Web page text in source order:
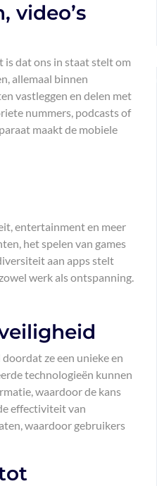
video’s
is dat ons in staat stelt om
allemaal binnen
vastleggen en delen met
nummers, podcasts of
maakt de mobiele
entertainment en meer
het spelen van games
aan apps stelt
werk als ontspanning.
ze een unieke en
technologieën kunnen
waardoor de kans
effectiviteit van
waardoor gebruikers